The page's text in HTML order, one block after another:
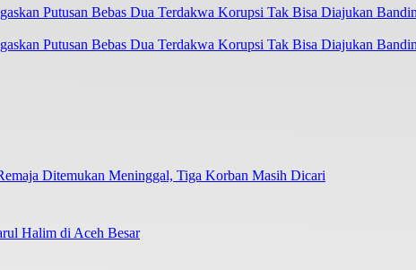
Putusan Bebas Dua Terdakwa Korupsi Tak Bisa Diajukan
Ditemukan Meninggal, Tiga Korban Masih Dicari
Halim di Aceh Besar